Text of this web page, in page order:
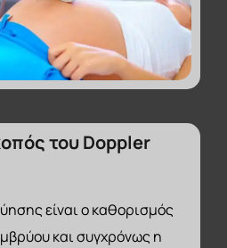
του Doppler
είναι ο καθορισμός
και συγχρόνως η